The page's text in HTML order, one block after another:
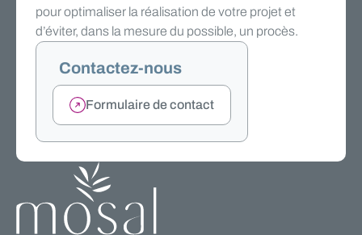
pour optimaliser la réalisation de votre projet et
d’éviter, dans la mesure du possible, un procès.
Contactez-nous
Formulaire de contact